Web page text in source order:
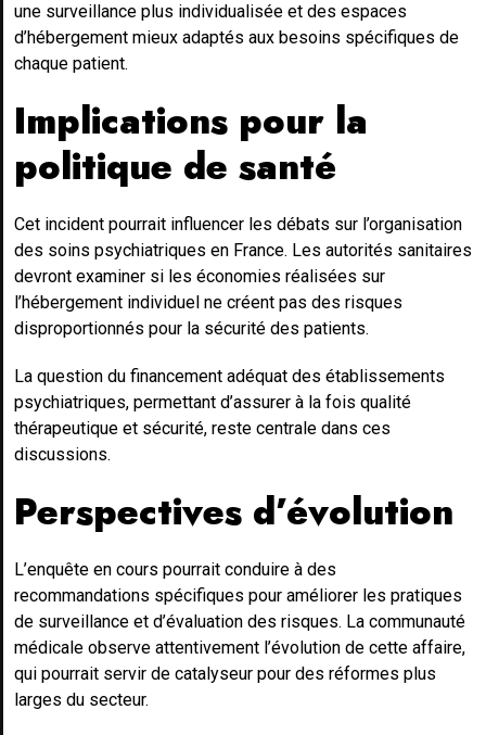
une surveillance plus individualisée et des espaces
d’hébergement mieux adaptés aux besoins spécifiques de
chaque patient.
Implications pour la
politique de santé
Cet incident pourrait influencer les débats sur l’organisation
des soins psychiatriques en France. Les autorités sanitaires
devront examiner si les économies réalisées sur
l’hébergement individuel ne créent pas des risques
disproportionnés pour la sécurité des patients.
La question du financement adéquat des établissements
psychiatriques, permettant d’assurer à la fois qualité
thérapeutique et sécurité, reste centrale dans ces
discussions.
Perspectives d’évolution
L’enquête en cours pourrait conduire à des
recommandations spécifiques pour améliorer les pratiques
de surveillance et d’évaluation des risques. La communauté
médicale observe attentivement l’évolution de cette affaire,
qui pourrait servir de catalyseur pour des réformes plus
larges du secteur.